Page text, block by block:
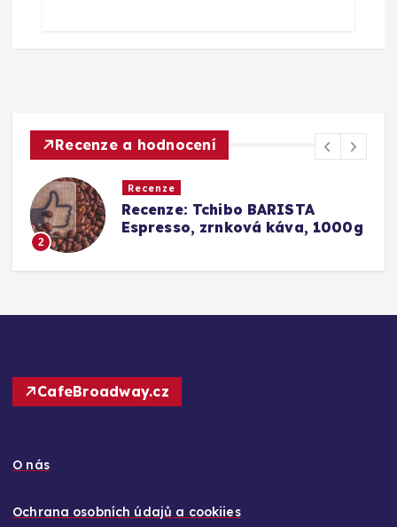
Recenze a hodnocení
káva, 1000g
Srovnání a recenze:
Barista Caffè Crema
CafeBroadway.cz
O nás
Ochrana osobních údajů a cookiies